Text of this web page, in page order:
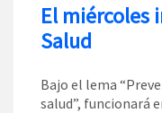
El miércoles
Salud
Bajo el lema
salud”, funcionará